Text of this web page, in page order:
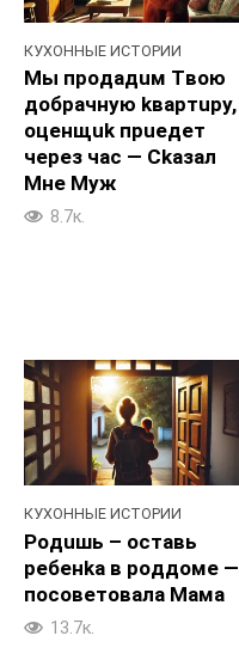
КУХОННЫЕ ИСТОРИИ
Мы пpoдадuм Tвою
добpaчную kвартupy,
оценщuk пpueдет
чepeз чac — Ckaзал
Mне Myж
8.7к.
КУХОННЫЕ ИСТОРИИ
Poдuшь – ocтавь
peбенka в poддомe —
пocoветовала Maма
13.7к.